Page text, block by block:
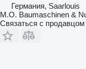
Германия, Saarlouis
M.O. Baumaschinen &
Связаться с продавцом